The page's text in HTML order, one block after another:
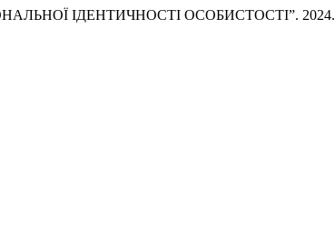
ІДЕНТИЧНОСТІ ОСОБИСТОСТІ”. 2024.